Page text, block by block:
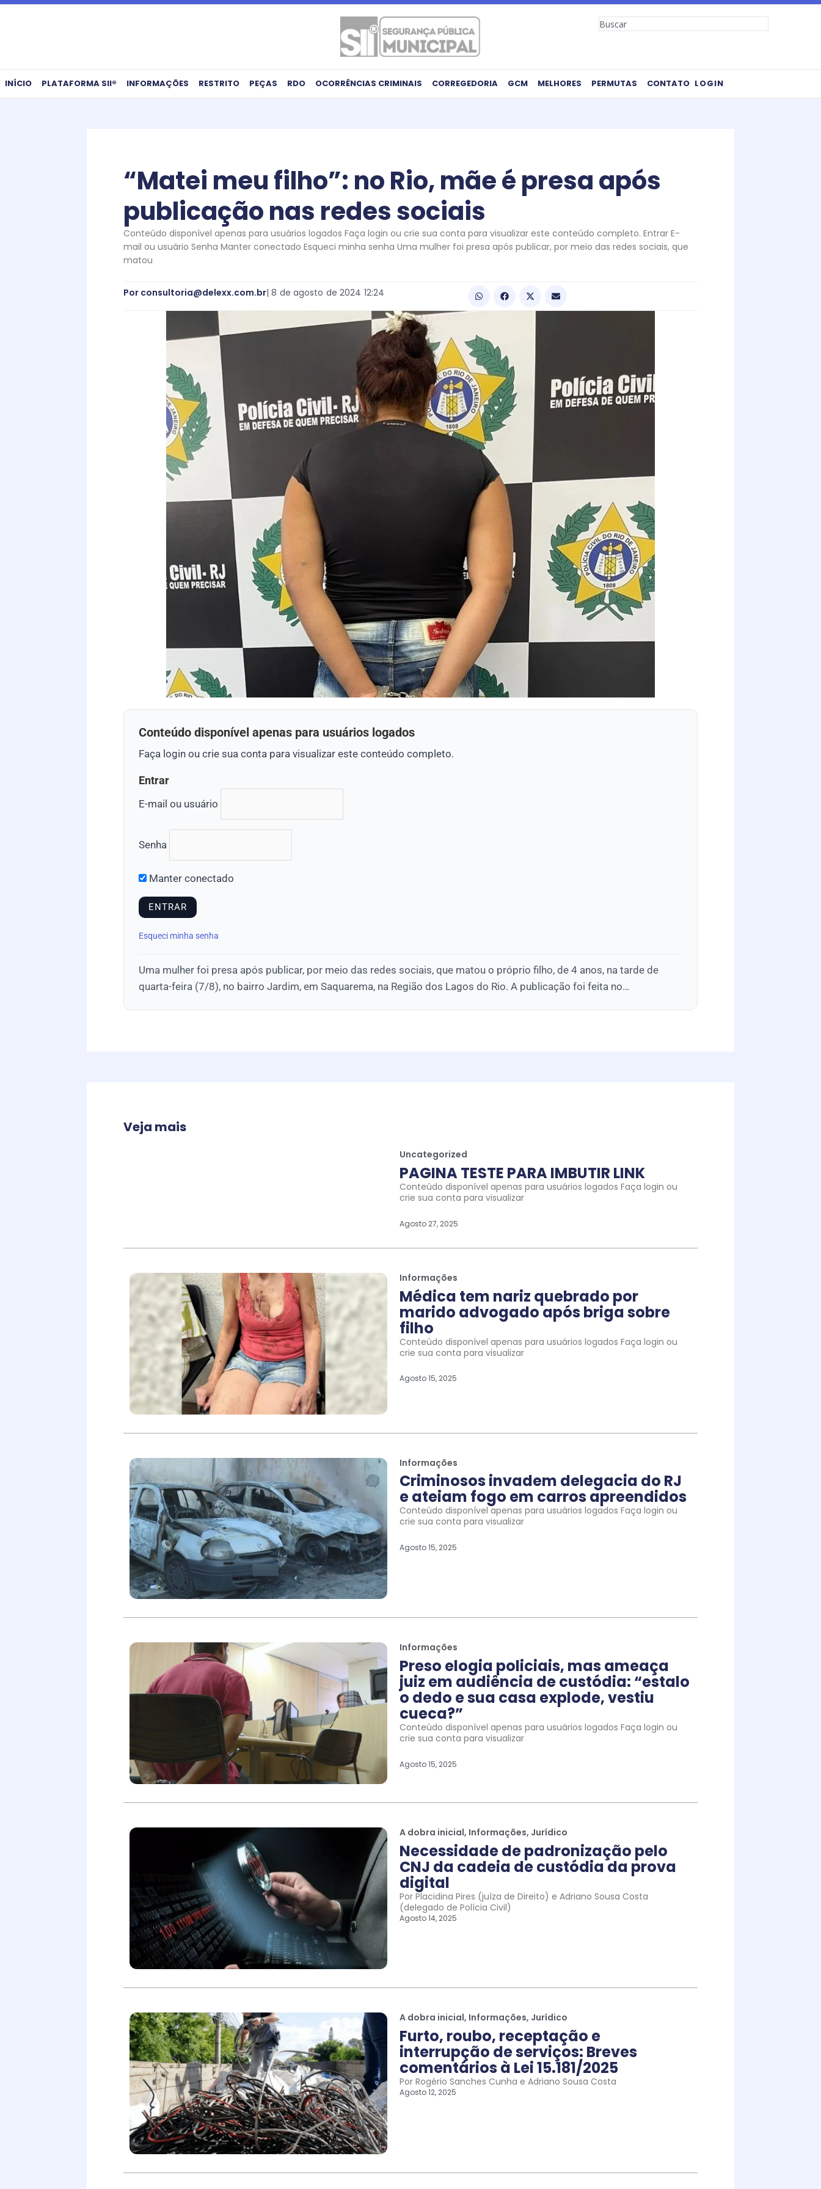
Ir
Search
INÍCIO PLATAFORMA SII® INFORMAÇÕES RESTRITO PEÇAS RDO OCORRÊNCIAS CRIMINAIS CORREGEDORIA GCM MELHORES PERMUTAS CONTATO LOGIN
“Matei meu filho”: no Rio, mãe é presa após
publicação nas redes sociais
Conteúdo disponível apenas para usuários logados Faça login ou crie sua conta para visualizar este conteúdo completo. Entrar E-
mail ou usuário Senha Manter conectado Esqueci minha senha Uma mulher foi presa após publicar, por meio das redes sociais, que
matou
Por consultoria@delexx.com.br| 8 deagosto de2024 12:24
Conteúdo disponível apenas para usuários logados
Faça login ou crie sua conta para visualizar este conteúdo completo.
Entrar
E-mail ou usuário
Senha
Manter conectado
Esqueci minha senha
Uma mulher foi presa após publicar, por meio das redes sociais, que matou o próprio filho, de 4 anos, na tarde de
quarta-feira (7/8), no bairro Jardim, em Saquarema, na Região dos Lagos do Rio. A publicação foi feita no…
Veja mais
Uncategorized
PAGINA TESTE PARA IMBUTIR LINK
Conteúdo disponível apenas para usuários logados Faça login ou
crie sua conta para visualizar
Agosto 27, 2025
Informações
Médica tem nariz quebrado por
marido advogado após briga sobre
filho
Conteúdo disponível apenas para usuários logados Faça login ou
crie sua conta para visualizar
Agosto 15, 2025
Informações
Criminosos invadem delegacia do RJ
e ateiam fogo em carros apreendidos
Conteúdo disponível apenas para usuários logados Faça login ou
crie sua conta para visualizar
Agosto 15, 2025
Informações
Preso elogia policiais, mas ameaça
juiz em audiência de custódia: “estalo
o dedo e sua casa explode, vestiu
cueca?”
Conteúdo disponível apenas para usuários logados Faça login ou
crie sua conta para visualizar
Agosto 15, 2025
A dobra inicial, Informações, Jurídico
Necessidade de padronização pelo
CNJ da cadeia de custódia da prova
digital
Por Placidina Pires (juíza de Direito) e Adriano Sousa Costa
(delegado de Polícia Civil)
Agosto 14, 2025
A dobra inicial, Informações, Jurídico
Furto, roubo, receptação e
interrupção de serviços: Breves
comentários à Lei 15.181/2025
Por Rogério Sanches Cunha e Adriano Sousa Costa
Agosto 12, 2025